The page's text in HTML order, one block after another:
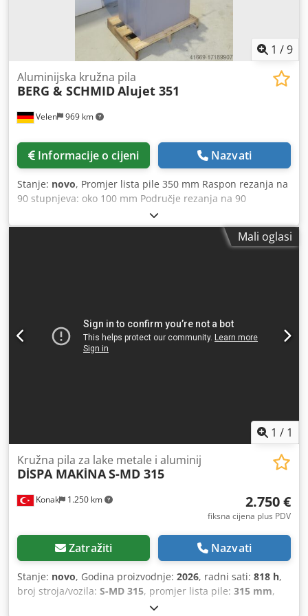
1 /9
Velen 969 km
Aluminijska kružna pila
BERG & SCHMIDAlujet 351
Informacije o cijeni Nazvati
Stanje: novo, Promjer lista pile 350 mm Raspon rezanja na
90 stupnjeva: oko 100 mm Područje rezanja na 90
stupnjeva: kvadrat 100 mm Područje rezanja pod 90
stupnjeva: ravno 100 x 195 mm Raspon rezanja na 45
stupnjeva: oko 100 mm Područje rezanja na 45 stupnjeva:
najvažnijim kutovima zakošenja - pneumatski dvostruki
stezni uređaj Dsdoupxaxspfx Ailskr - Sigurnosna kočnica
motora - zajedno s uređajem za raspršivanje magle i
Mali oglasi
1 / 1
Konak 1.250 km
Kružna pila za lake metale i aluminij
DİSPA MAKİNAS-MD 315
2.750 €
fiksna cijena plus PDV
Zatražiti Nazvati
Stanje: novo, Godina proizvodnje: 2026, radni sati: 818 h,
broj stroja/vozila: S-MD 315, promjer lista pile: 315 mm,
100 mm, duljina pomaka osi Y: